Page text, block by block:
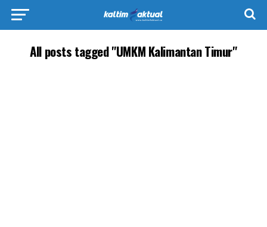
All posts tagged "UMKM Kalimantan Timur"